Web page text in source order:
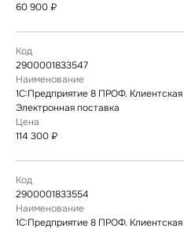
60 900 ₽
2900001833547
1С:Предприятие 8 ПРОФ.
Электронная поставка
114 300 ₽
2900001833554
1С:Предприятие 8 ПРОФ.